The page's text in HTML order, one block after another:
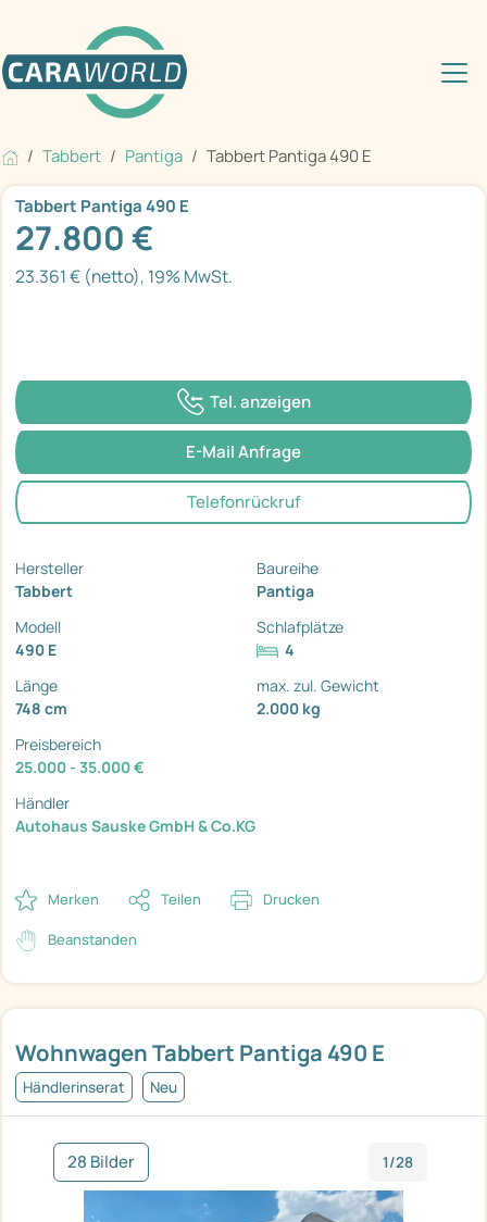
Tabbert Pantiga Tabbert Pantiga 490 E
Wohnwagen Tabbert Pantiga 490 E
Händlerinserat Neu
28 Bilder 1/28
Tabbert Pantiga 490 E
27.800 €
23.361 € (netto), 19% MwSt.
Tel. anzeigen
E-Mail Anfrage
Telefonrückruf
Hersteller
Tabbert
Baureihe
Pantiga
Modell
490 E
Schlafplätze
4
Länge
748 cm
max. zul. Gewicht
2.000 kg
Preisbereich
25.000 - 35.000 €
Händler
Autohaus Sauske GmbH & Co.KG
Merken Teilen Drucken
Beanstanden